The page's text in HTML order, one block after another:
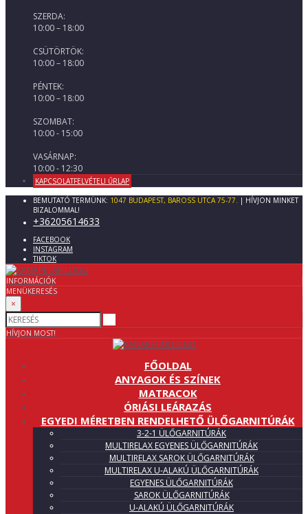
SZERDA:
10:00 – 18:00
CSÜTÖRTÖK:
10:00 – 18:00
PÉNTEK:
10:00 – 18:00
SZOMBAT:
10:00 - 15:00
VASÁRNAP:
10:00 - 12:30
KAPCSOLATFELVÉTELI ŰRLAP
BEMUTATÓ TERMÜNK: 1047 BUDAPEST, BAROSS UTCA 75-77.
| HÍVJON MINKET
BIZALOMMAL!
+36205614633
FACEBOOK
INSTAGRAM
TIKTOK
INFORMÁCIÓK
MENÜKERESÉS
×
HÍVJON MOST!
FŐOLDAL
ANYAGOK ÉS SZÍNEK
MATRACOK
ÓRIÁSI LEÁRAZÁS
EGYEDI MÉRETBEN RENDELHETŐ ÜLŐGARNITÚRÁK
3-2-1 ÜLŐGARNITÚRÁK
MULTIRELAX EGYENES ÜLŐGARNITÚRÁK
MULTIRELAX SAROK ÜLŐGARNITÚRÁK
MULTIRELAX U-ALAKÚ ÜLŐGARNITÚRÁK
EGYENES ÜLŐGARNITÚRÁK
SAROK ÜLŐGARNITÚRÁK
U-ALAKÚ ÜLŐGARNITÚRÁK